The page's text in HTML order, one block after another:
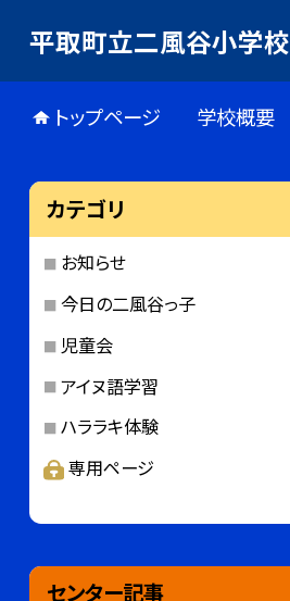
平取町立二風谷小学校
トップページ 学校概要
カテゴリ
お知らせ
今日の二風谷っ子
児童会
アイヌ語学習
ハララキ体験
専用ページ
センター記事